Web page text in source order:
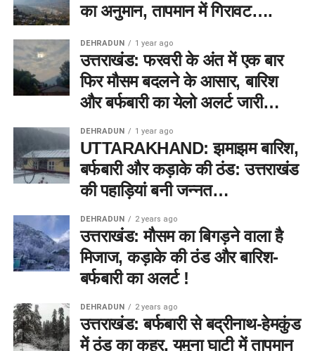
का अनुमान, तापमान में गिरावट….
DEHRADUN 1 year ago
उत्तराखंड: फरवरी के अंत में एक बार
फिर मौसम बदलने के आसार, बारिश
और बर्फबारी का येलो अलर्ट जारी…
DEHRADUN 1 year ago
UTTARAKHAND: झमाझम बारिश,
बर्फबारी और कड़ाके की ठंड: उत्तराखंड
की पहाड़ियां बनी जन्नत…
DEHRADUN 2 years ago
उत्तराखंड: मौसम का बिगड़ने वाला है
मिजाज, कड़ाके की ठंड और बारिश-
बर्फबारी का अलर्ट !
DEHRADUN 2 years ago
उत्तराखंड: बर्फबारी से बद्रीनाथ-हेमकुंड
में ठंड का कहर, यमुना घाटी में तापमान